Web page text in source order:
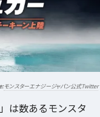
モンスターエナジージャパン公式Twitter
」は数あるモンスタ